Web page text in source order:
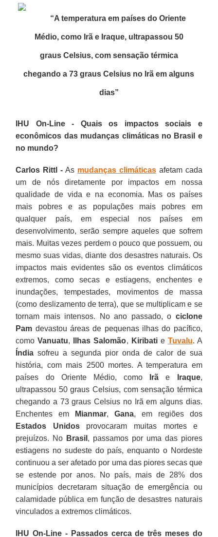
“A temperatura em países do Oriente
Médio, como Irã e Iraque, ultrapassou 50
graus Celsius, com sensação térmica
chegando a 73 graus Celsius no Irã em alguns
dias”
IHU On-Line - Quais os impactos sociais e
econômicos das mudanças climáticas no Brasil e
no mundo?
Carlos Rittl - As mudanças climáticasafetam cada
um de nós diretamente por impactos em nossa
qualidade de vida e na economia. Mas os países
mais pobres e as populações mais pobres em
qualquer país, em especial nos países em
desenvolvimento, serão sempre aqueles que sofrem
mais. Muitas vezes perdem o pouco que possuem, ou
mesmo suas vidas, diante dos desastres naturais. Os
impactos mais evidentes são os eventos climáticos
extremos, como secas e estiagens, enchentes e
inundações, tempestades, movimentos de massa
(como deslizamento de terra), que se multiplicam e se
tornam mais intensos. No ano passado, o ciclone
Pam devastou áreas de pequenas ilhas do pacífico,
comoVanuatu, Ilhas Salomão, Kiribatie Tuvalu. A
Índia sofreu a segunda pior onda de calor de sua
história, com mais 2500 mortes. A temperatura em
países do Oriente Médio, como
Irã e Iraque,
ultrapassou 50 graus Celsius, com sensação térmica
chegando a 73 graus Celsius no Irã em alguns dias.
Enchentes em
Mianmar,Gana, em regiões dos
Estados Unidosprovocaram muitas mortes e
prejuízos. No Brasil , passamos por uma das piores
estiagens no sudeste do país, enquanto o Nordeste
continuou a ser afetado por uma das piores secas que
se estende por anos. No país, mais de 28% dos
municípios decretaram situação de emergência ou
calamidade pública em função de desastres naturais
vinculados a extremos climáticos.
IHU On-Line - Passados cerca de três meses do